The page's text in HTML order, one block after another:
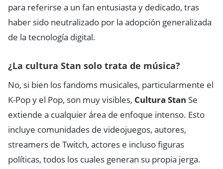
para referirse a un fan entusiasta y dedicado, tras
haber sido neutralizado por la adopción generalizada
de la tecnología digital.
¿La cultura Stan solo trata de música?
No, si bien los fandoms musicales, particularmente el
K-Pop y el Pop, son muy visibles, Cultura Stan Se
extiende a cualquier área de enfoque intenso. Esto
incluye comunidades de videojuegos, autores,
streamers de Twitch, actores e incluso figuras
políticas, todos los cuales generan su propia jerga.